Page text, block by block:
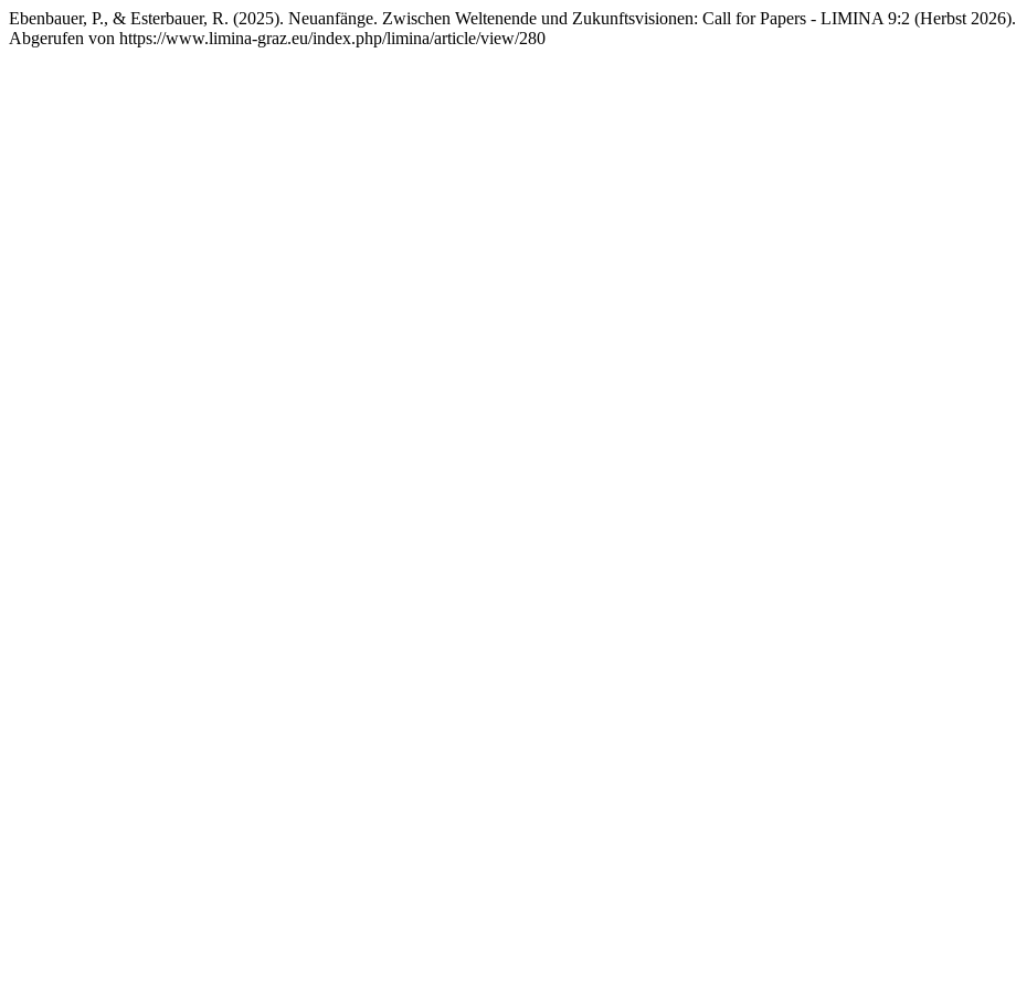
Ebenbauer, P., & Esterbauer, R. (2025). Neuanfänge. Zwischen Weltenende und Zukunftsvisionen: Call for Papers - LIMINA 9:2 (Herbst 2026).
Abgerufen von https://www.limina-graz.eu/index.php/limina/article/view/280